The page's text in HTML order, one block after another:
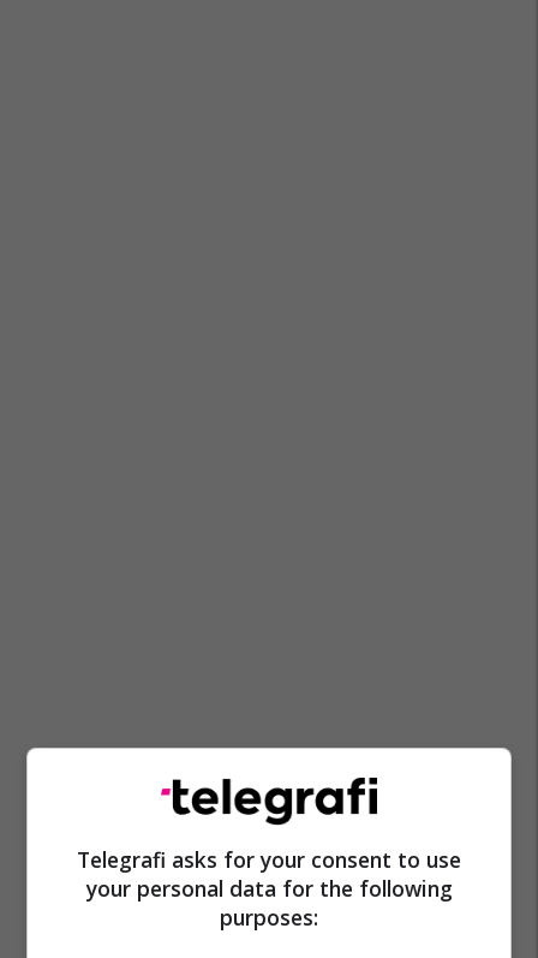
Telegrafi asks for your consent to use
your personal data for the following
purposes: